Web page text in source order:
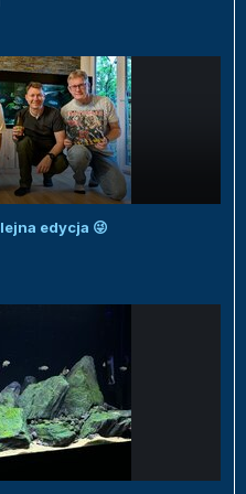
edycja 😜